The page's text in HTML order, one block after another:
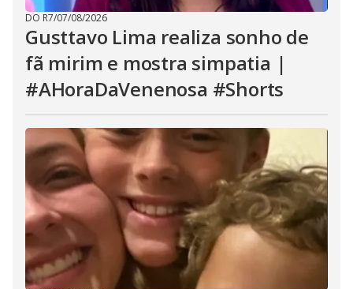
DO R7/07/08/2026
Gusttavo Lima realiza sonho de
fã mirim e mostra simpatia |
#AHoraDaVenenosa #Shorts